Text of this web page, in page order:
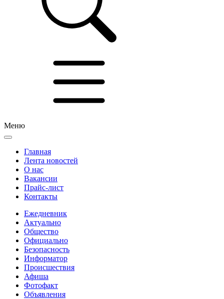
Меню
Главная
Лента новостей
О нас
Вакансии
Прайс-лист
Контакты
Ежедневник
Актуально
Общество
Официально
Безопасность
Информатор
Происшествия
Афиша
Фотофакт
Объявления